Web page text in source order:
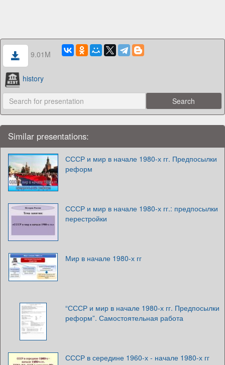
9.01M
history
Similar presentations:
СССР и мир в начале 1980-х гг. Предпосылки
реформ
СССР и мир в начале 1980-х гг.: предпосылки
перестройки
Мир в начале 1980-х гг
“СССР и мир в начале 1980-х гг. Предпосылки
реформ”. Самостоятельная работа
СССР в середине 1960-х - начале 1980-х гг